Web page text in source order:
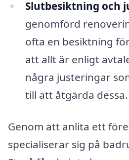
Slutbesiktning och
genomförd
ofta en besiktning
att allt är enligt
några justeringar
till att åtgärda dessa.
Genom att anlita ett
specialiserar sig på